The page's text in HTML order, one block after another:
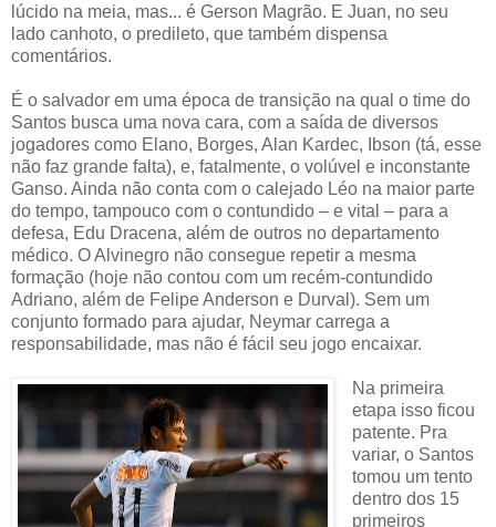
lúcido na meia, mas... é Gerson Magrão. E Juan, no seu
lado canhoto, o predileto, que também dispensa
comentários.
É o salvador em uma época de transição na qual o time do
Santos busca uma nova cara, com a saída de diversos
jogadores como Elano, Borges, Alan Kardec, Ibson (tá, esse
não faz grande falta), e, fatalmente, o volúvel e inconstante
Ganso. Ainda não conta com o calejado Léo na maior parte
do tempo, tampouco com o contundido – e vital – para a
defesa, Edu Dracena, além de outros no departamento
médico. O Alvinegro não consegue repetir a mesma
formação (hoje não contou com um recém-contundido
Adriano, além de Felipe Anderson e Durval). Sem um
conjunto formado para ajudar, Neymar carrega a
responsabilidade, mas não é fácil seu jogo encaixar.
Na primeira
etapa isso ficou
patente. Pra
variar, o Santos
tomou um tento
dentro dos 15
primeiros